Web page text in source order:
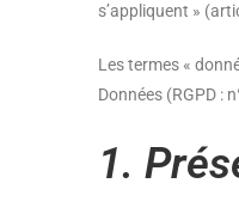
s’appliquent »
Les termes «
Données (RGPD :
1.